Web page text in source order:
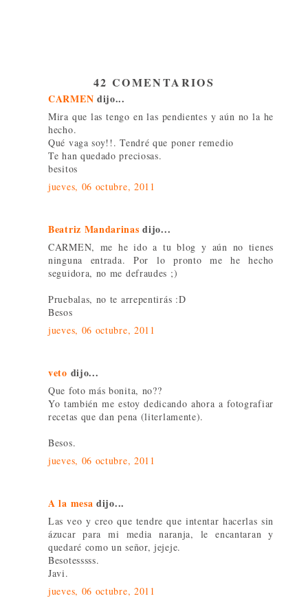
42 COMENTARIOS
CARMEN dijo...
Mira que las tengo en las pendientes y aún no la he
hecho.
Qué vaga soy!!. Tendré que poner remedio
Te han quedado preciosas.
besitos
jueves, 06 octubre, 2011
Beatriz Mandarinas dijo...
CARMEN, me he ido a tu blog y aún no tienes
ninguna entrada. Por lo pronto me he hecho
seguidora, no me defraudes ;)
Pruebalas, no te arrepentirás :D
Besos
jueves, 06 octubre, 2011
veto dijo...
Que foto más bonita, no??
Yo también me estoy dedicando ahora a fotografiar
recetas que dan pena (literlamente).
Besos.
jueves, 06 octubre, 2011
A la mesa dijo...
Las veo y creo que tendre que intentar hacerlas sin
ázucar para mi media naranja, le encantaran y
quedaré como un señor, jejeje.
Besotesssss.
Javi.
jueves, 06 octubre, 2011